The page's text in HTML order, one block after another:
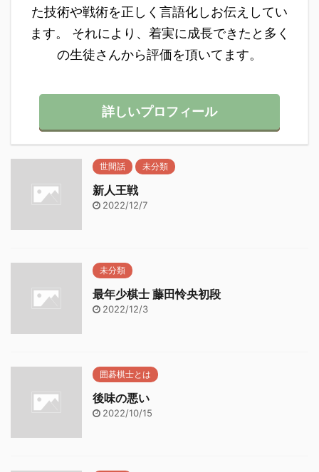
た技術や戦術を正しく言語化しお伝えしてい
ます。 それにより、着実に成長できたと多く
の生徒さんから評価を頂いてます。
詳しいプロフィール
世間話 未分類
新人王戦
2022/12/7
未分類
最年少棋士 藤田怜央初段
2022/12/3
囲碁棋士とは
後味の悪い
2022/10/15